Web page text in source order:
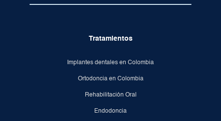
Tratamientos
Implantes dentales en Colombia
Ortodoncia en Colombia
Rehabilitación Oral
Endodoncia